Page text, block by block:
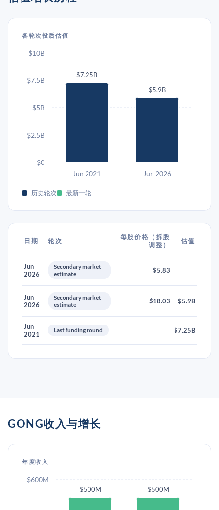
各轮次投后估值
$7.25B
$5.9B
Jun 2021 Jun 2026
$0
$2.5B
$5B
$7.5B
$10B
历史轮次 最新一轮
日期 轮次
每股价格（拆股
调整）
估值
Jun
2026
Secondary market
estimate
$5.83
Jun
2026
Secondary market
estimate
$18.03 $5.9B
Jun
2021
Last funding round $7.25B
GONG收入与增长
年度收入
$500M $500M
$600M